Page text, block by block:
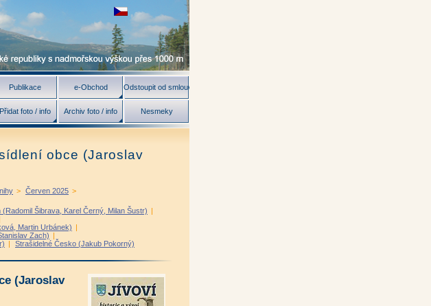
Publikace e-Obchod Odstoupit od smlouvy
Přidat foto / info Archiv foto / info Nesmeky
obce (Jaroslav
> Červen 2025 >
Šibrava, Karel Černý, Milan Šustr) |
Martin Urbánek) |
Zach) |
| Strašidelné Česko (Jakub Pokorný)
(Jaroslav